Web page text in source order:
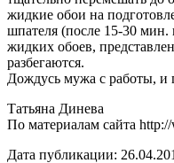
жидкие обои на
шпателя (после 15-30
жидких обоев,
разбегаются.
Дождусь мужа с работы, и
Татьяна Динева
По материалам сайта
Дата публикации: